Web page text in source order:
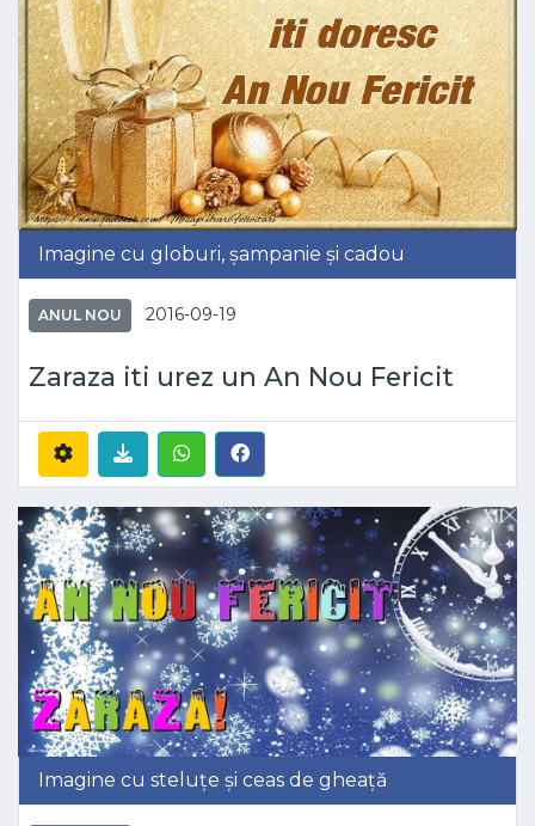
Imagine cu globuri, șampanie și cadou
ANUL NOU 2016-09-19
Zaraza iti urez un An Nou Fericit
Imagine cu steluțe și ceas de gheață